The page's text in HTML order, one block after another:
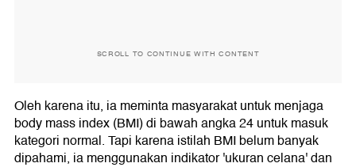
SCROLL TO CONTINUE WITH CONTENT
Oleh karena itu, ia meminta masyarakat untuk menjaga
body mass index (BMI) di bawah angka 24 untuk masuk
kategori normal. Tapi karena istilah BMI belum banyak
dipahami, ia menggunakan indikator 'ukuran celana' dan